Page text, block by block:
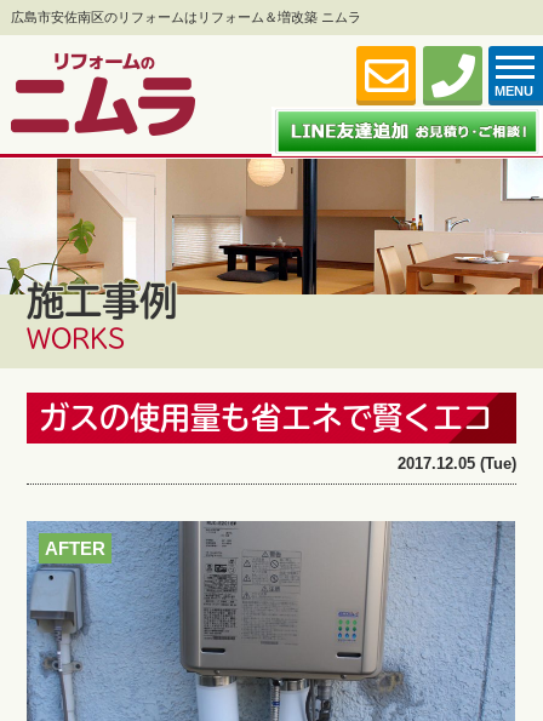
広島市安佐南区のリフォームはリフォーム＆増改築 ニムラ
MENU
施工事例
WORKS
ガスの使用量も省エネで賢くエコ
2017.12.05 (Tue)
AFTER